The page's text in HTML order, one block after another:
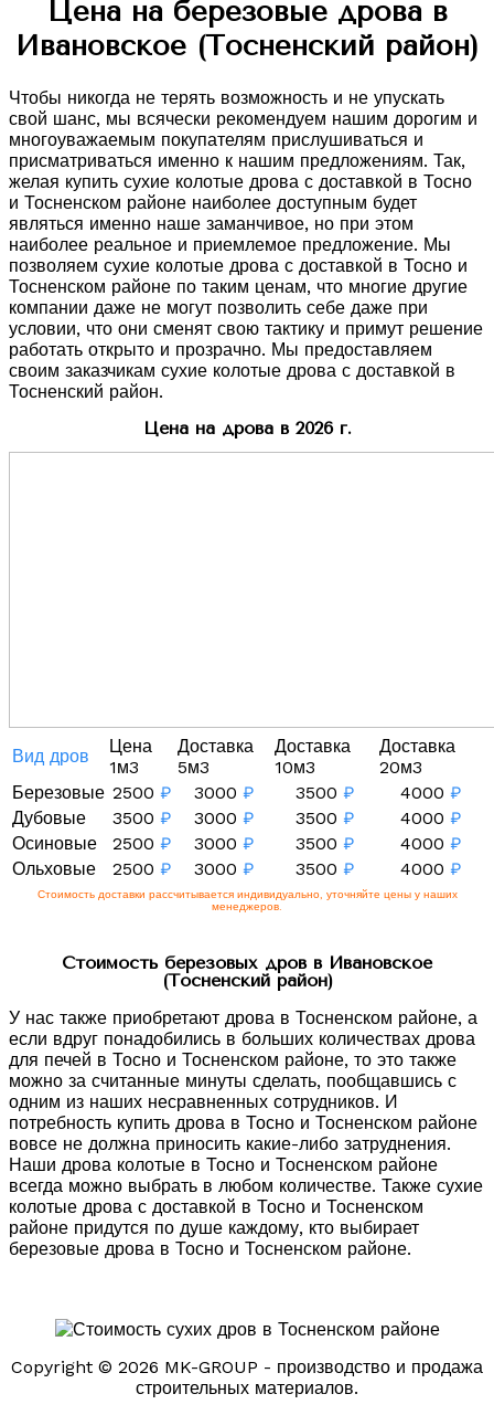
Цена на березовые дрова в
Ивановское (Тосненский район)
Чтобы никогда не терять возможность и не упускать
свой шанс, мы всячески рекомендуем нашим дорогим и
многоуважаемым покупателям прислушиваться и
присматриваться именно к нашим предложениям. Так,
желая купить сухие колотые дрова с доставкой в Тосно
и Тосненском районе наиболее доступным будет
являться именно наше заманчивое, но при этом
наиболее реальное и приемлемое предложение. Мы
позволяем сухие колотые дрова с доставкой в Тосно и
Тосненском районе по таким ценам, что многие другие
компании даже не могут позволить себе даже при
условии, что они сменят свою тактику и примут решение
работать открыто и прозрачно. Мы предоставляем
своим заказчикам сухие колотые дрова с доставкой в
Тосненский район.
Цена на дрова в 2026 г.
Вид дров
Цена
1м3
Доставка
5м3
Доставка
10м3
Доставка
20м3
Березовые 2500 ₽ 3000 ₽ 3500 ₽ 4000 ₽
Дубовые
3500 ₽ 3000 ₽ 3500 ₽ 4000 ₽
Осиновые
2500 ₽ 3000 ₽ 3500 ₽ 4000 ₽
Ольховые
2500 ₽ 3000 ₽ 3500 ₽ 4000 ₽
Стоимость доставки рассчитывается индивидуально, уточняйте цены у наших
менеджеров.
Стоимость березовых дров в Ивановское
(Тосненский район)
У нас также приобретают дрова в Тосненском районе, а
если вдруг понадобились в больших количествах дрова
для печей в Тосно и Тосненском районе, то это также
можно за считанные минуты сделать, пообщавшись с
одним из наших несравненных сотрудников. И
потребность купить дрова в Тосно и Тосненском районе
вовсе не должна приносить какие-либо затруднения.
Наши дрова колотые в Тосно и Тосненском районе
всегда можно выбрать в любом количестве. Также сухие
колотые дрова с доставкой в Тосно и Тосненском
районе придутся по душе каждому, кто выбирает
березовые дрова в Тосно и Тосненском районе.
Copyright © 2026 MK-GROUP - производство и продажа
строительных материалов.